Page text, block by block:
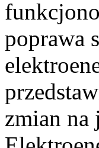
poprawa
zmian na